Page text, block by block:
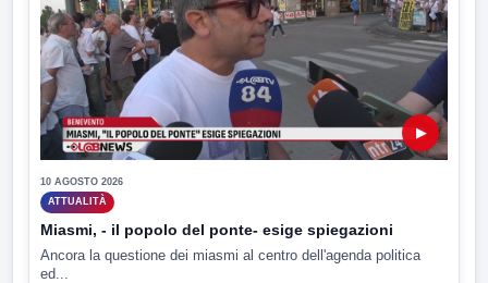
▶
10 AGOSTO 2026
ATTUALITÀ
Miasmi, - il popolo del ponte- esige spiegazioni
Ancora la questione dei miasmi al centro dell'agenda politica
ed...